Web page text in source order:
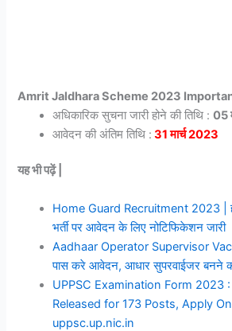
Amrit Jaldhara Scheme 2023
अधिकारिक सुचना जारी होने की तिथि :05
आवेदन की अंतिम तिथि : 31 मार्च 2023
यह भी पढ़ें |
Home Guard Recruitment 2023 |
भर्ती पर आवेदन के लिए नोटिफिकेशन जारी
Aadhaar Operator Supervisor
पास करे आवेदन, आधार सुपरवाईजर बनने
UPPSC Examination Form 2023
Released for 173 Posts, Apply
uppsc.up.nic.in